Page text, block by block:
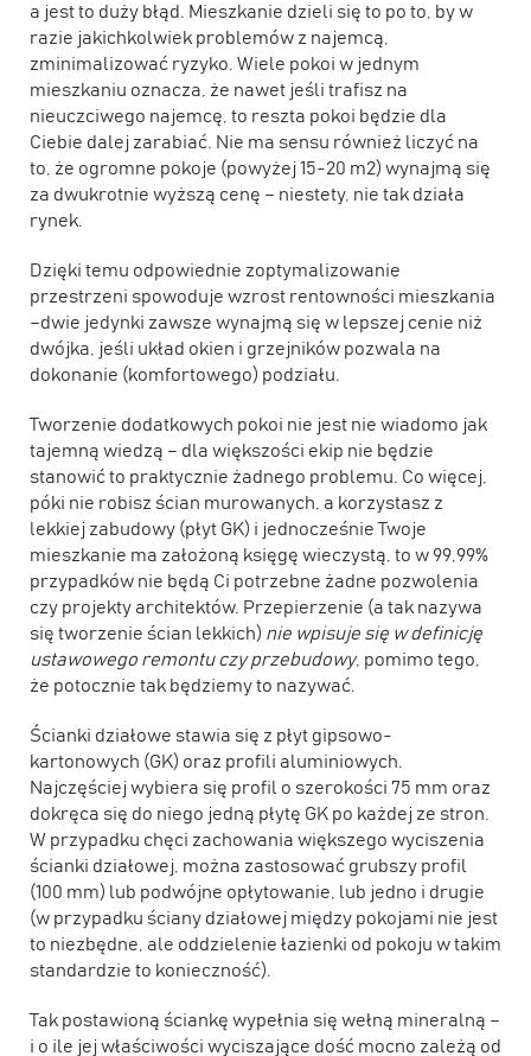
a jest to duży błąd. Mieszkanie dzieli się to po to, by w
razie jakichkolwiek problemów z najemcą,
zminimalizować ryzyko. Wiele pokoi w jednym
mieszkaniu oznacza, że nawet jeśli trafisz na
nieuczciwego najemcę, to reszta pokoi będzie dla
Ciebie dalej zarabiać. Nie ma sensu również liczyć na
to, że ogromne pokoje (powyżej 15-20 m2) wynajmą się
za dwukrotnie wyższą cenę – niestety, nie tak działa
rynek.
Dzięki temu odpowiednie zoptymalizowanie
przestrzeni spowoduje wzrost rentowności mieszkania
–dwie jedynki zawsze wynajmą się w lepszej cenie niż
dwójka, jeśli układ okien i grzejników pozwala na
dokonanie (komfortowego) podziału.
Tworzenie dodatkowych pokoi nie jest nie wiadomo jak
tajemną wiedzą – dla większości ekip nie będzie
stanowić to praktycznie żadnego problemu. Co więcej,
póki nie robisz ścian murowanych, a korzystasz z
lekkiej zabudowy (płyt GK) i jednocześnie Twoje
mieszkanie ma założoną księgę wieczystą, to w 99,99%
przypadków nie będą Ci potrzebne żadne pozwolenia
czy projekty architektów. Przepierzenie (a tak nazywa
się tworzenie ścian lekkich) nie wpisuje się w definicję
ustawowego remontu czy przebudowy, pomimo tego,
że potocznie tak będziemy to nazywać.
Ścianki działowe stawia się z płyt gipsowo-
kartonowych (GK) oraz profili aluminiowych.
Najczęściej wybiera się profil o szerokości 75 mm oraz
dokręca się do niego jedną płytę GK po każdej ze stron.
W przypadku chęci zachowania większego wyciszenia
ścianki działowej, można zastosować grubszy profil
(100 mm) lub podwójne opłytowanie, lub jedno i drugie
(w przypadku ściany działowej między pokojami nie jest
to niezbędne, ale oddzielenie łazienki od pokoju w takim
standardzie to konieczność).
Tak postawioną ściankę wypełnia się wełną mineralną –
i o ile jej właściwości wyciszające dość mocno zależą od